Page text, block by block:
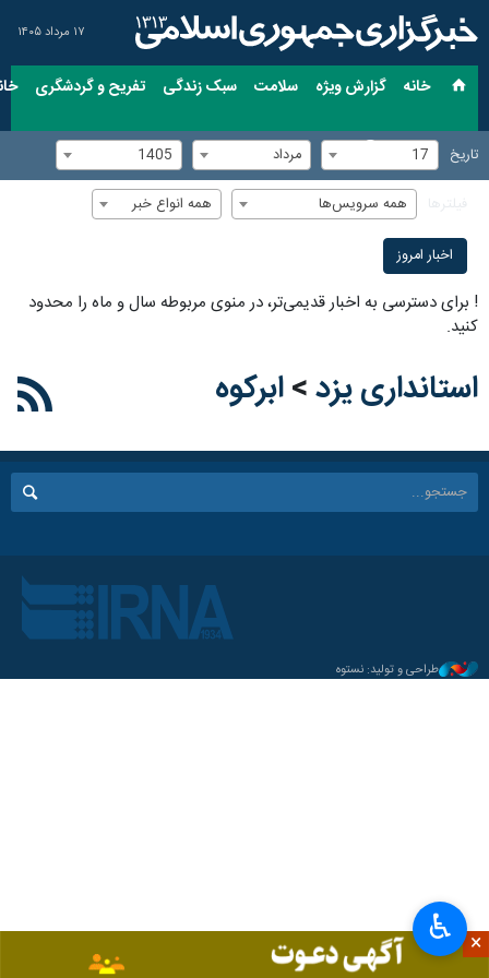
۱۷ مرداد ۱۴۰۵
خانه گزارش ویژه سلامت سبک زندگی تفریح و گردشگری
تاریخ 17 مرداد 1405
همه سرویس‌ها همه انواع خبر
اخبار امروز
! برای دسترسی به اخبار قدیمی‌تر، در منوی مربوطه سال و ماه را محدود
کنید.
استانداری یزد>ابرکوه
×
طراحی و تولید: نستوه
♿︎